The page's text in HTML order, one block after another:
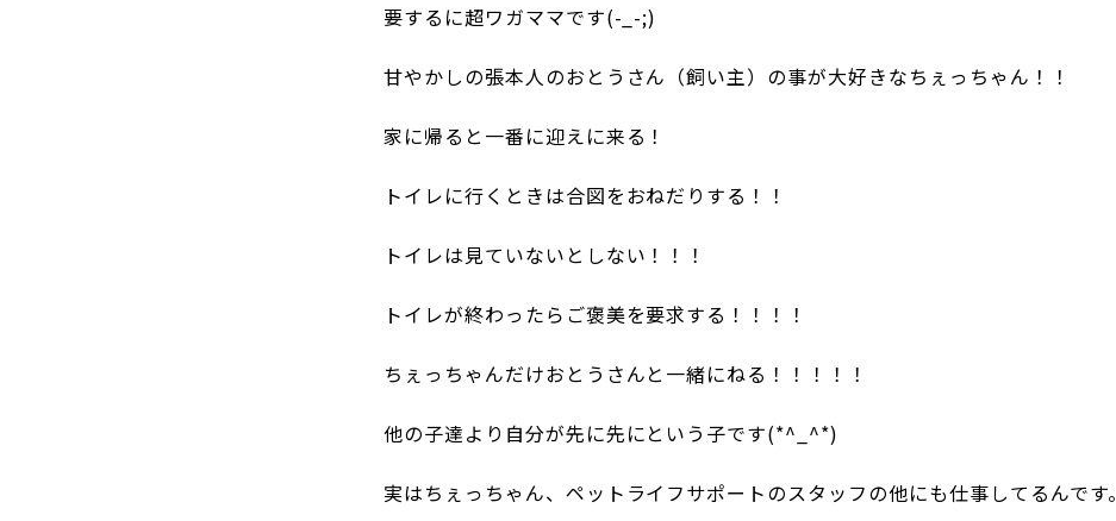
要するに超ワガママです(-_-;)
甘やかしの張本人のおとうさん（飼い主）の事が大好きなちぇっちゃん！！
家に帰ると一番に迎えに来る！
トイレに行くときは合図をおねだりする！！
トイレは見ていないとしない！！！
トイレが終わったらご褒美を要求する！！！！
ちぇっちゃんだけおとうさんと一緒にねる！！！！！
他の子達より自分が先に先にという子です(*^_^*)
実はちぇっちゃん、ペットライフサポートのスタッフの他にも仕事してるんです。